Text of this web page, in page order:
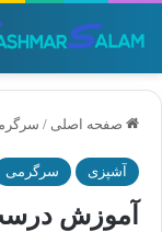
صفحه اصلی /
آشپزی سرگرمی
آموزش